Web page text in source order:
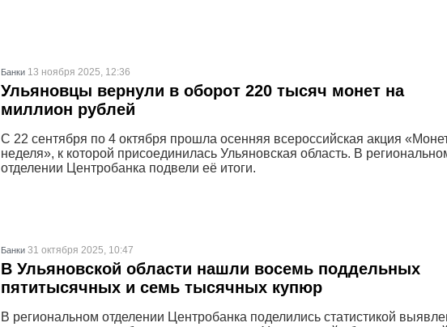
Банки 13 ноября 2025, 12:36
Ульяновцы вернули в оборот 220 тысяч монет на
миллион рублей
С 22 сентября по 4 октября прошла осенняя всероссийская акция
неделя», к которой присоединилась Ульяновская область. В
отделении Центробанка подвели её итоги.
Банки 31 октября 2025, 10:47
В Ульяновской области нашли восемь поддельных
пятитысячных и семь тысячных купюр
В региональном отделении Центробанка поделились статистикой